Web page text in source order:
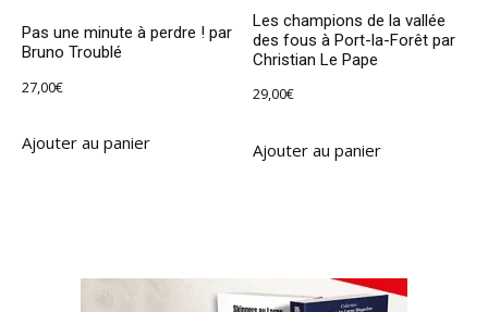
Pas une minute à perdre ! par
Bruno Troublé
27,00€
Ajouter au panier
Les champions de la vallée
des fous à Port-la-Forêt par
Christian Le Pape
29,00€
Ajouter au panier